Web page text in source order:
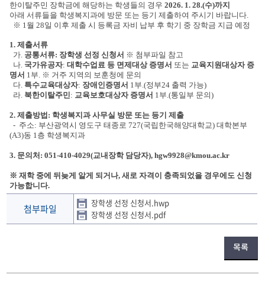
한이탈주민 장학금에 해당하는 학생들의 경우 2026. 1. 28.(수)까지
아래 서류들을 학생복지과에 방문 또는 등기 제출하여 주시기 바랍니다.
※ 1월 28일 이후 제출 시 등록금 자비 납부 후 학기 중 장학금 지급 예정
1. 제출서류
가. 공통서류: 장학생 선정 신청서 ※ 첨부파일 참고
나. 국가유공자:대학수업료 등 면제대상 증명서 또는 교육지원대상자 증
명서 1부. ※ 거주 지역의 보훈청에 문의
다. 특수교육대상자: 장애인증명서 1부.(정부24 출력 가능)
라. 북한이탈주민: 교육보호대상자 증명서 1부.(통일부 문의)
2. 제출방법: 학생복지과 사무실 방문 또는 등기 제출
- 주소: 부산광역시 영도구 태종로 727(국립한국해양대학교) 대학본부
(A3)동 1층 학생복지과
3. 문의처: 051-410-4029(교내장학 담당자), hgw9928@kmou.ac.kr
※ 재학 중에 뒤늦게 알게 되거나, 새로 자격이 충족되었을 경우에도 신청
가능합니다.
첨부파일
장학생 선정 신청서.hwp
장학생 선정 신청서.pdf
목록